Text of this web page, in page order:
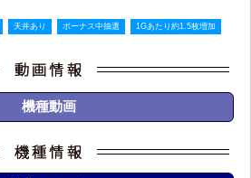
天井あり ボーナス中抽選 1Gあたり約1.5枚増加
機種動画